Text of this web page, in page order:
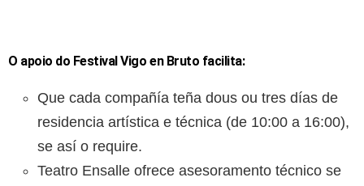
O apoio do Festival Vigo en Bruto facilita:
Que cada compañía teña dous ou tres días de
residencia artística e técnica (de 10:00 a 16:00),
se así o require.
Teatro Ensalle ofrece asesoramento técnico se